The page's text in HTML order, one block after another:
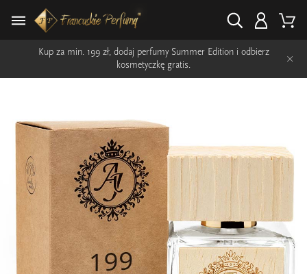
Kup za min. 199 zł, dodaj perfumy Summer Edition i odbierz
kosmetyczkę gratis.
×